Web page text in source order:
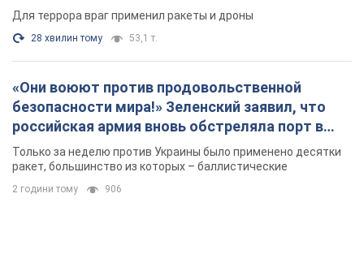
Для террора враг применил ракеты и дроны
28 хвилин тому 53,1 т.
«Они воюют против продовольственной
безопасности мира!» Зеленский заявил, что
российская армия вновь обстреляла порт в
Одессе
Только за неделю против Украины было применено десятки
ракет, большинство из которых – баллистические
2 години тому 906